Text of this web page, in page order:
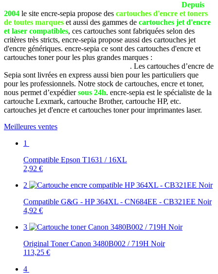
Depuis
2004 le site encre-sepia propose des cartouches d'encre et toners
de toutes marques et aussi des gammes de cartouches jet d'encre
et laser compatibles, ces cartouches sont fabriquées selon des
critères très stricts, encre-sepia propose aussi des cartouches jet
d'encre génériques. encre-sepia ce sont des cartouches d'encre et
cartouches toner pour les plus grandes marques :
. Les cartouches d’encre de
Sepia sont livrées en express aussi bien pour les particuliers que
pour les professionnels. Notre stock de cartouches, encre et toner,
nous permet d’expédiersous 24h. encre-sepia est le spécialiste de la
cartouche Lexmark, cartouche Brother, cartouche HP, etc.
cartouches jet d'encre et cartouches toner pour imprimantes laser.
Meilleures ventes
1
Compatible Epson T1631 / 16XL
2,92 €
2
Compatible G&G - HP 364XL - CN684EE - CB321EE Noir
4,92 €
3
Original Toner Canon 3480B002 / 719H Noir
113,25 €
4